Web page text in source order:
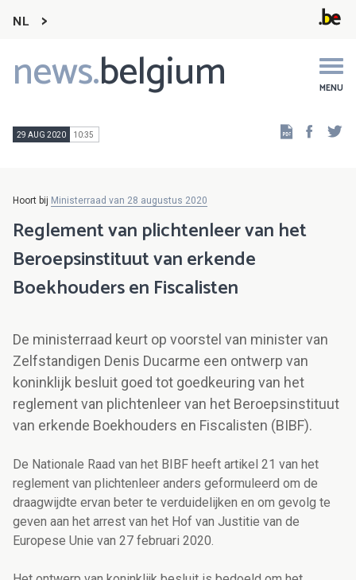
NL
news.belgium MENU
Main
navigation
29 AUG 2020 10:35
Hoort bij Ministerraad van 28 augustus 2020
Reglement van plichtenleer van het
Beroepsinstituut van erkende
Boekhouders en Fiscalisten
De ministerraad keurt op voorstel van minister van
Zelfstandigen Denis Ducarme een ontwerp van
koninklijk besluit goed tot goedkeuring van het
reglement van plichtenleer van het Beroepsinstituut
van erkende Boekhouders en Fiscalisten (BIBF).
De Nationale Raad van het BIBF heeft artikel 21 van het
reglement van plichtenleer anders geformuleerd om de
draagwijdte ervan beter te verduidelijken en om gevolg te
geven aan het arrest van het Hof van Justitie van de
Europese Unie van 27 februari 2020.